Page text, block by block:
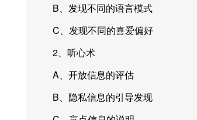
B、发现不同的语言模式
C、发现不同的喜爱偏好
2、听心术
A、开放信息的评估
B、隐私信息的引导发现